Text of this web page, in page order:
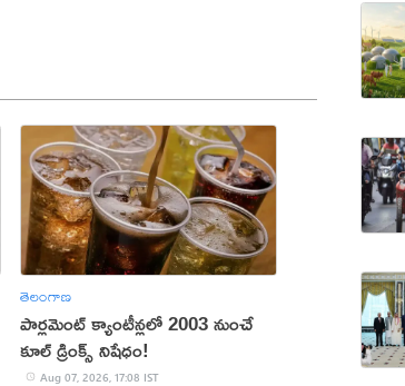
తెలంగాణ
పార్లమెంట్ క్యాంటీన్లలో 2003 నుంచే
కూల్ డ్రింక్స్ నిషేధం!
Aug 07, 2026, 17:08 IST